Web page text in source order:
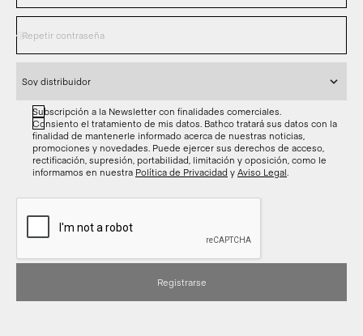
Subscripción a la Newsletter con finalidades comerciales.
Consiento el tratamiento de mis datos. Bathco tratará sus datos con la
finalidad de mantenerle informado acerca de nuestras noticias,
promociones y novedades. Puede ejercer sus derechos de acceso,
rectificación, supresión, portabilidad, limitación y oposición, como le
informamos en nuestra Política de Privacidad y Aviso Legal.